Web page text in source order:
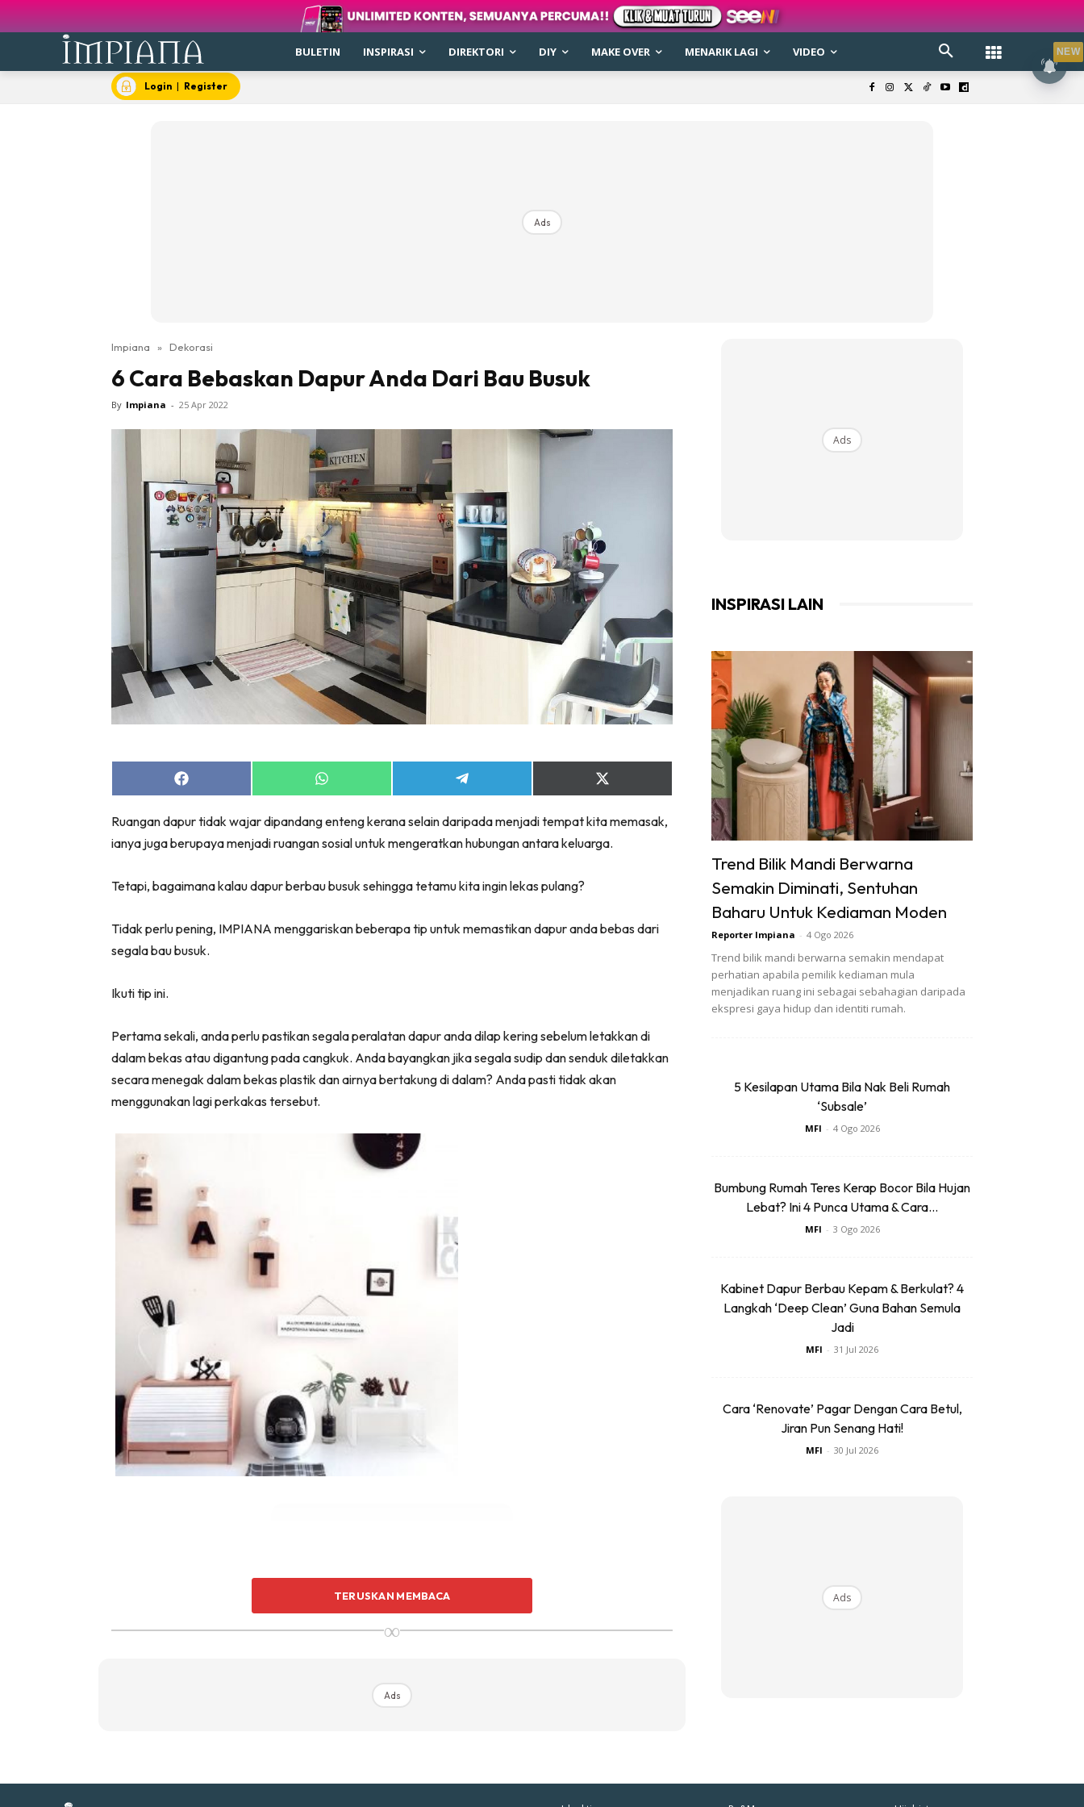
Buletin
Inspirasi
Bilik Air
Bilik Tidur
Ruang Makan
Ruang Tamu
Direktori
Interior Design
Landskap
DIY
Bilik Air
Bilik Air
Bilik Tidur
Ruang Makan
Destinasi
Hotel
Kafe
Landed
Ilham Impiana Inspirasi Selebriti
Lahar Dekor
Sembang Dekor
Tip Impiana
BULETIN INSPIRASI DIREKTORI DIY MAKE OVER MENARIK LAGI VIDEO
Login | Register
Ads
Impiana » Dekorasi
6 Cara Bebaskan Dapur Anda Dari Bau Busuk
By Impiana - 25 Apr 2022
Share
on
Share
on
Share
on
Share
on
(Twitter)
Ruangan dapur tidak wajar dipandang enteng kerana selain daripada menjadi tempat kita memasak,
ianya juga berupaya menjadi ruangan sosial untuk mengeratkan hubungan antara keluarga.
Tetapi, bagaimana kalau dapur berbau busuk sehingga tetamu kita ingin lekas pulang?
Tidak perlu pening, IMPIANA menggariskan beberapa tip untuk memastikan dapur anda bebas dari
segala bau busuk.
Ikuti tip ini.
Pertama sekali, anda perlu pastikan segala peralatan dapur anda dilap kering sebelum letakkan di
dalam bekas atau digantung pada cangkuk. Anda bayangkan jika segala sudip dan senduk diletakkan
secara menegak dalam bekas plastik dan airnya bertakung di dalam? Anda pasti tidak akan
menggunakan lagi perkakas tersebut.
kediaman anda?
TERUSKAN MEMBACA
∞
Ads
Ads
INSPIRASI LAIN
Trend Bilik Mandi Berwarna
Semakin Diminati, Sentuhan
Baharu Untuk Kediaman Moden
Reporter Impiana - 4 Ogo 2026
Trend bilik mandi berwarna semakin mendapat
perhatian apabila pemilik kediaman mula
menjadikan ruang ini sebagai sebahagian daripada
ekspresi gaya hidup dan identiti rumah.
5 Kesilapan Utama Bila Nak Beli Rumah
‘Subsale’
MFI - 4 Ogo 2026
Bumbung Rumah Teres Kerap Bocor Bila Hujan
Lebat? Ini 4 Punca Utama & Cara...
MFI - 3 Ogo 2026
Kabinet Dapur Berbau Kepam & Berkulat? 4
Langkah ‘Deep Clean’ Guna Bahan Semula
Jadi
MFI - 31 Jul 2026
Cara ‘Renovate’ Pagar Dengan Cara Betul,
Jiran Pun Senang Hati!
MFI - 30 Jul 2026
Ads
NEW